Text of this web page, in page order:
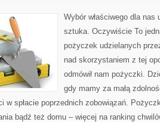
Wybór właściwego dla
sztuka. Oczywiście To
pożyczek udzielanych
nad skorzystaniem z tej
odmówił nam pożyczki.
gdy mamy za małą
w spłacie poprzednich zobowiązań.
bądź też domu – więcej na ranking